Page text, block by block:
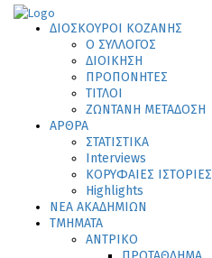
ΔΙΟΣΚΟΥΡΟΙ ΚΟΖΑΝΗΣ
Ο ΣΥΛΛΟΓΟΣ
ΔΙΟΙΚΗΣΗ
ΠΡΟΠΟΝΗΤΕΣ
ΤΙΤΛΟΙ
ΖΩΝΤΑΝΗ ΜΕΤΑΔΟΣΗ
ΑΡΘΡΑ
ΣΤΑΤΙΣΤΙΚΑ
Interviews
ΚΟΡΥΦΑΙΕΣ ΙΣΤΟΡΙΕΣ
Highlights
ΝΕΑ ΑΚΑΔΗΜΙΩΝ
ΤΜΗΜΑΤΑ
ΑΝΤΡΙΚΟ